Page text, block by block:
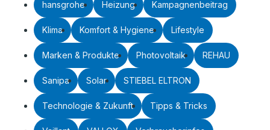
hansgrohe Heizung Kampagnenbeitrag
Klima Komfort & Hygiene Lifestyle
Marken & Produkte Photovoltaik REHAU
Sanipa Solar STIEBEL ELTRON
Technologie & Zukunft Tipps & Tricks